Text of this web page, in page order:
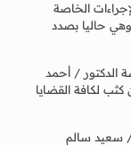
الخاصة
للعام الجامعي 2025/2024م وهي حاليا بصدد
الدكتور / أحمد
لكافة القضايا
/ سعيد سالم